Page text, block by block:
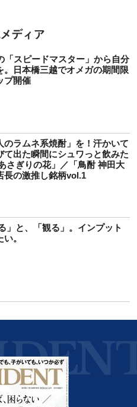
「スピードマスター」から自分
。日本橋三越でオメガの期間限
プ開催
のラムネ系焼酎」を！汗かいて
て出た瞬間にシュワっと飲みた
さぎりの花」／「鳥酎 神田大
長の激推し銘柄vol.1
」と、「観る」。インプット
。